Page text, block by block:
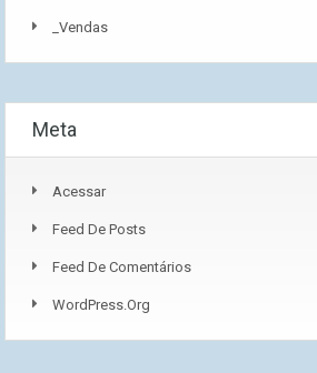
_Vendas
Meta
Acessar
Feed De Posts
Feed De Comentários
WordPress.org